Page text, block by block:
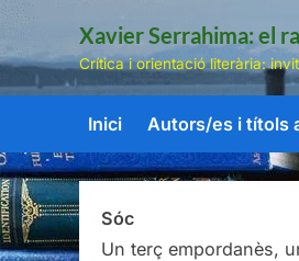
Skip
content
Xavier Serrahima: el
Crítica i orientació literària:
Inici Autors/es i títols
Sóc
Un terç empordanès,